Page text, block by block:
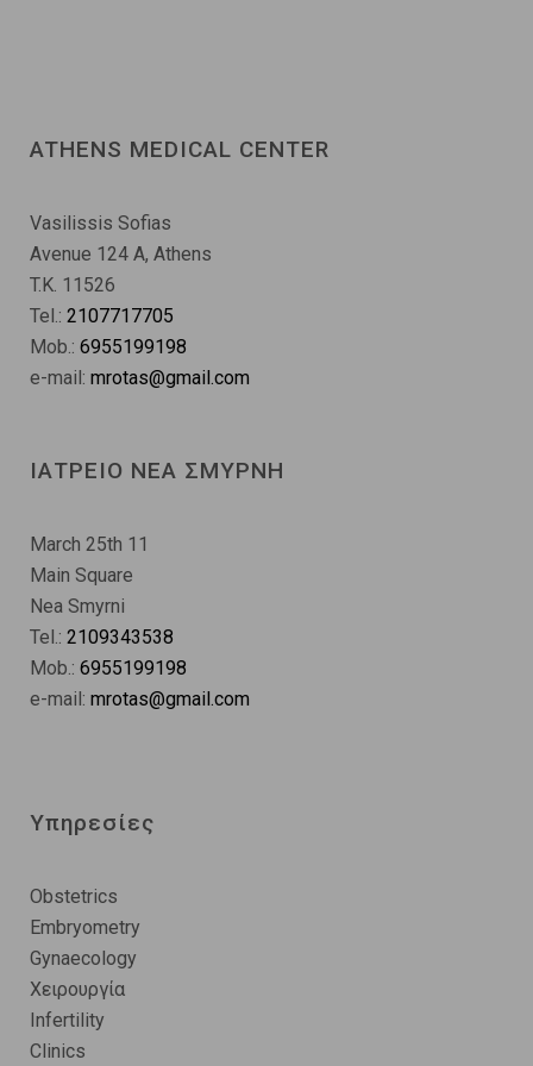
ATHENS MEDICAL CENTER
Vasilissis Sofias
Avenue 124 A, Athens
T.K. 11526
Tel.: 2107717705
Mob.: 6955199198
e-mail: mrotas@gmail.com
ΙΑΤΡΕΙΟ ΝΕΑ ΣΜΥΡΝΗ
March 25th 11
Main Square
Nea Smyrni
Tel.: 2109343538
Mob.: 6955199198
e-mail: mrotas@gmail.com
Υπηρεσίες
Obstetrics
Embryometry
Gynaecology
Χειρουργία
Infertility
Clinics